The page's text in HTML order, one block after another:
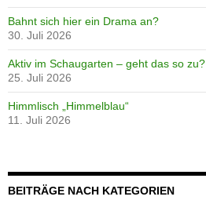
Bahnt sich hier ein Drama an?
30. Juli 2026
Aktiv im Schaugarten – geht das so zu?
25. Juli 2026
Himmlisch „Himmelblau“
11. Juli 2026
BEITRÄGE NACH KATEGORIEN